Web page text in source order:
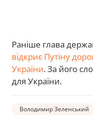
Раніше глава
відкриє Путіну
України. За його
для України.
Володимир Зеленський